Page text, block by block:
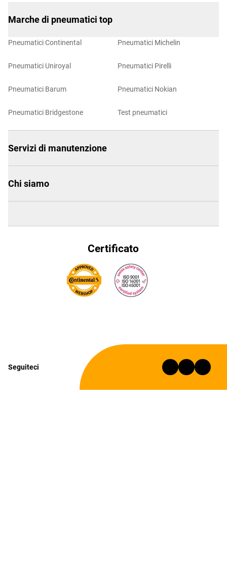
Marche di pneumatici top
Pneumatici Continental
Pneumatici Uniroyal
Pneumatici Barum
Pneumatici Bridgestone
Pneumatici Michelin
Pneumatici Pirelli
Pneumatici Nokian
Test pneumatici
Servizi di manutenzione
Chi siamo
Certificato
Seguiteci